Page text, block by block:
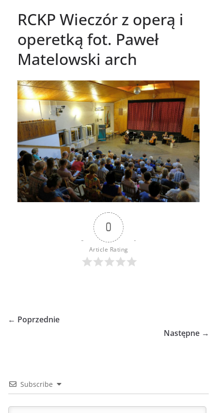
RCKP Wieczór z operą i
operetką fot. Paweł
Matelowski arch
0
Article Rating
← Poprzednie
Następne →
Subscribe